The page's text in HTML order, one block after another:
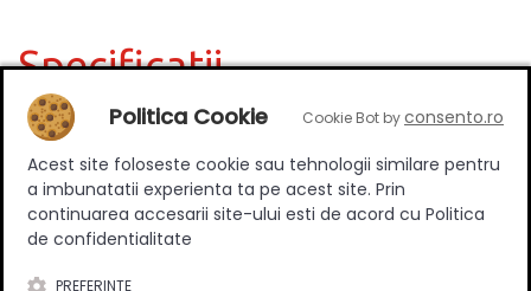
Specificatii
Aplicat
Suruburi incluse
Da
Stil
Politica Cookie Cookie Bot byconsento.ro
Acest site foloseste cookie sau tehnologii similare pentru
a imbunatatii experienta ta pe acest site. Prin
continuarea accesarii site-ului esti de acord cu Politica
de confidentialitate
PREFERINTE